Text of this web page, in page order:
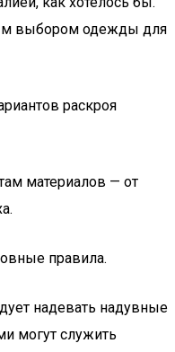
выбором одежды для
раскроя
материалов — от
правила.
надевать надувные
могут служить